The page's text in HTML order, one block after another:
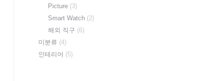
Picture (3)
Smart Watch (2)
해외 직구 (6)
미분류 (4)
인테리어 (5)